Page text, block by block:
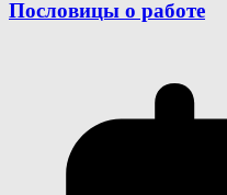
Пословицы о работе